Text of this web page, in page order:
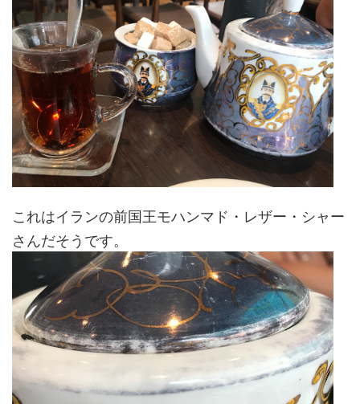
これはイランの前国王モハンマド・レザー・シャー
さんだそうです。